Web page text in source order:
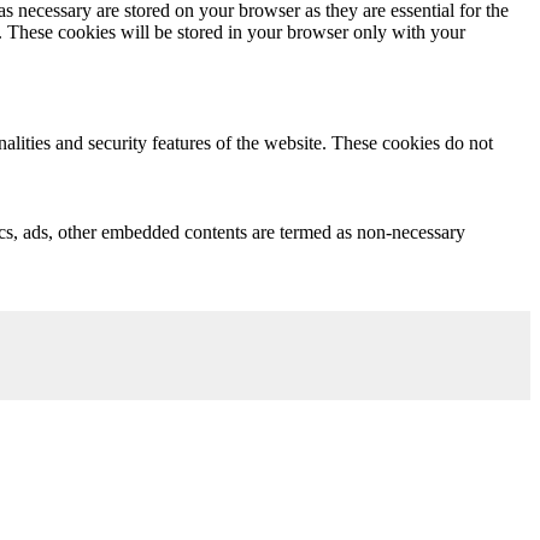
are stored on your browser as they are essential for the
These cookies will be stored in your browser only with your
and security features of the website. These cookies do not
other embedded contents are termed as non-necessary